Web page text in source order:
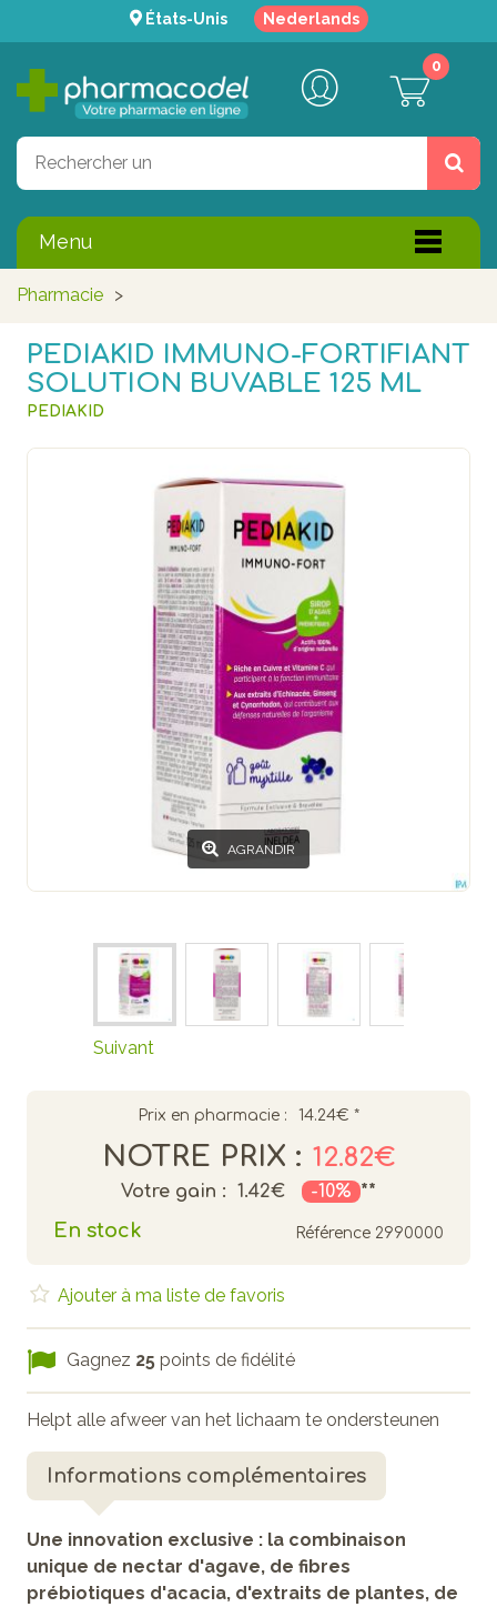
États-Unis Nederlands
0
Menu
Pharmacie >
PEDIAKID IMMUNO-FORTIFIANT
SOLUTION BUVABLE 125 ML
PEDIAKID
AGRANDIR
Suivant
Prix en pharmacie : 14.24€ *
NOTRE PRIX : 12.82€
Votre gain : 1.42€ -10% **
En stock Référence 2990000
Ajouter à ma liste de favoris
Gagnez 25 points de fidélité
Helpt alle afweer van het lichaam te ondersteunen
Informations complémentaires
Une innovation exclusive : la combinaison
unique de nectar d'agave, de fibres
prébiotiques d'acacia, d'extraits de plantes, de